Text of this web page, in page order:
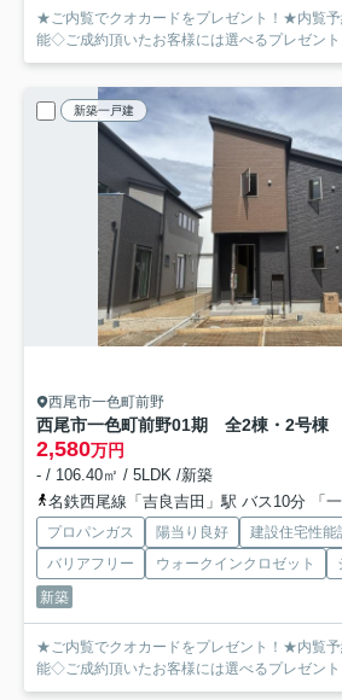
★ご内覧でクオカードをプレゼント！★内覧
能◇ご成約頂いたお客様には選べるプレゼン
新築一戸建
西尾市一色町前野
西尾市一色町前野01期 全2棟・2号棟
2,580万円
- / 106.40㎡ / 5LDK /新築
名鉄西尾線「吉良吉田」駅 バス10分 「
プロパンガス 陽当り良好
建設住宅性能
バリアフリー
ウォークインクロゼット
新築
★ご内覧でクオカードをプレゼント！★内覧
能◇ご成約頂いたお客様には選べるプレゼン